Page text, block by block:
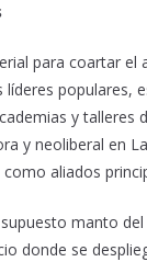
para coartar
populares,
y talleres
y neoliberal en
aliados
supuesto manto
donde se